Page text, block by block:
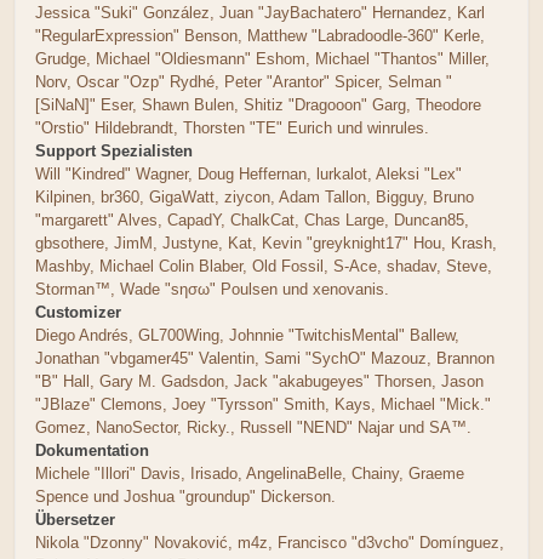
Jessica "Suki" González, Juan "JayBachatero" Hernandez, Karl
"RegularExpression" Benson, Matthew "Labradoodle-360" Kerle,
Grudge, Michael "Oldiesmann" Eshom, Michael "Thantos" Miller,
Norv, Oscar "Ozp" Rydhé, Peter "Arantor" Spicer, Selman "
[SiNaN]" Eser, Shawn Bulen, Shitiz "Dragooon" Garg, Theodore
"Orstio" Hildebrandt, Thorsten "TE" Eurich und winrules.
Support Spezialisten
Will "Kindred" Wagner, Doug Heffernan, lurkalot, Aleksi "Lex"
Kilpinen, br360, GigaWatt, ziycon, Adam Tallon, Bigguy, Bruno
"margarett" Alves, CapadY, ChalkCat, Chas Large, Duncan85,
gbsothere, JimM, Justyne, Kat, Kevin "greyknight17" Hou, Krash,
Mashby, Michael Colin Blaber, Old Fossil, S-Ace, shadav, Steve,
Storman™, Wade "sησω" Poulsen und xenovanis.
Customizer
Diego Andrés, GL700Wing, Johnnie "TwitchisMental" Ballew,
Jonathan "vbgamer45" Valentin, Sami "SychO" Mazouz, Brannon
"B" Hall, Gary M. Gadsdon, Jack "akabugeyes" Thorsen, Jason
"JBlaze" Clemons, Joey "Tyrsson" Smith, Kays, Michael "Mick."
Gomez, NanoSector, Ricky., Russell "NEND" Najar und SA™.
Dokumentation
Michele "Illori" Davis, Irisado, AngelinaBelle, Chainy, Graeme
Spence und Joshua "groundup" Dickerson.
Übersetzer
Nikola "Dzonny" Novaković, m4z, Francisco "d3vcho" Domínguez,